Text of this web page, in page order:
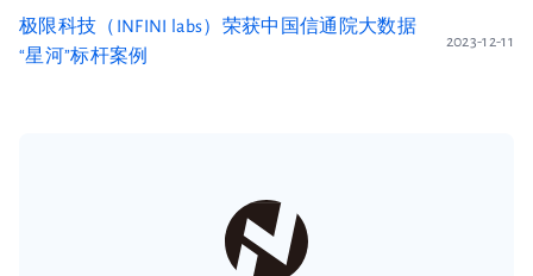
极限科技（INFINI labs）荣获中国信通院大数据
“星河”标杆案例
2023-12-11